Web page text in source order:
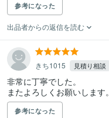
参考になった
出品者からの返信を読む
きち1015 見積り相談
非常に丁寧でした。
またよろしくお願いします。
参考になった